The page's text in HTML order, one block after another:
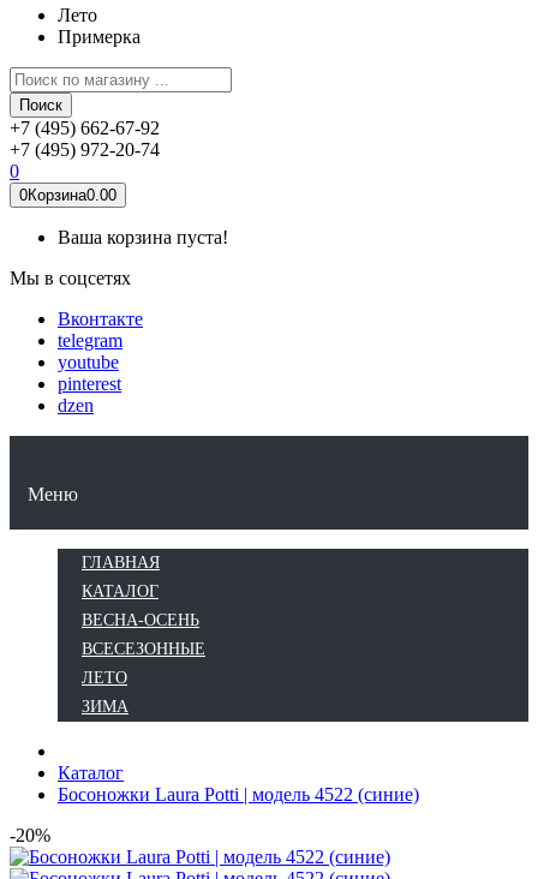
Лето
Примерка
Поиск
+7 (495) 662-67-92
+7 (495) 972-20-74
0
0Корзина0.00
Ваша корзина пуста!
Мы в соцсетях
Вконтакте
telegram
youtube
pinterest
dzen
Меню
ГЛАВНАЯ
КАТАЛОГ
ВЕСНА-ОСЕНЬ
ВСЕСЕЗОННЫЕ
ЛЕТО
ЗИМА
Каталог
Босоножки Laura Potti | модель 4522 (синие)
-20%